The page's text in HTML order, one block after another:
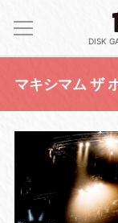
DISK
マキシマム ザ